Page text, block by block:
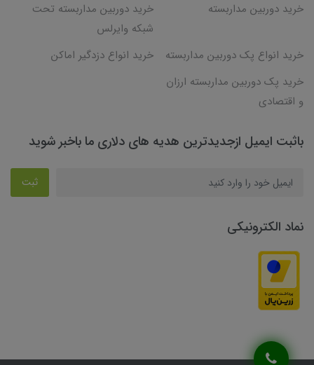
خرید دوربین مداربسته
خرید دوربین مداربسته تحت
شبکه وایرلس
خرید انواع پک دوربین مداربسته
خرید انواع دزدگیر اماکن
خرید پک دوربین مداربسته ارزان
و اقتصادی
باثبت ایمیل ازجدیدترین هدیه های دلاری ما باخبر شوید
ثبت
نماد الکترونیکی